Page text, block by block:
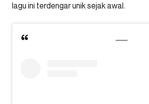
lagu ini terdengar unik sejak awal.